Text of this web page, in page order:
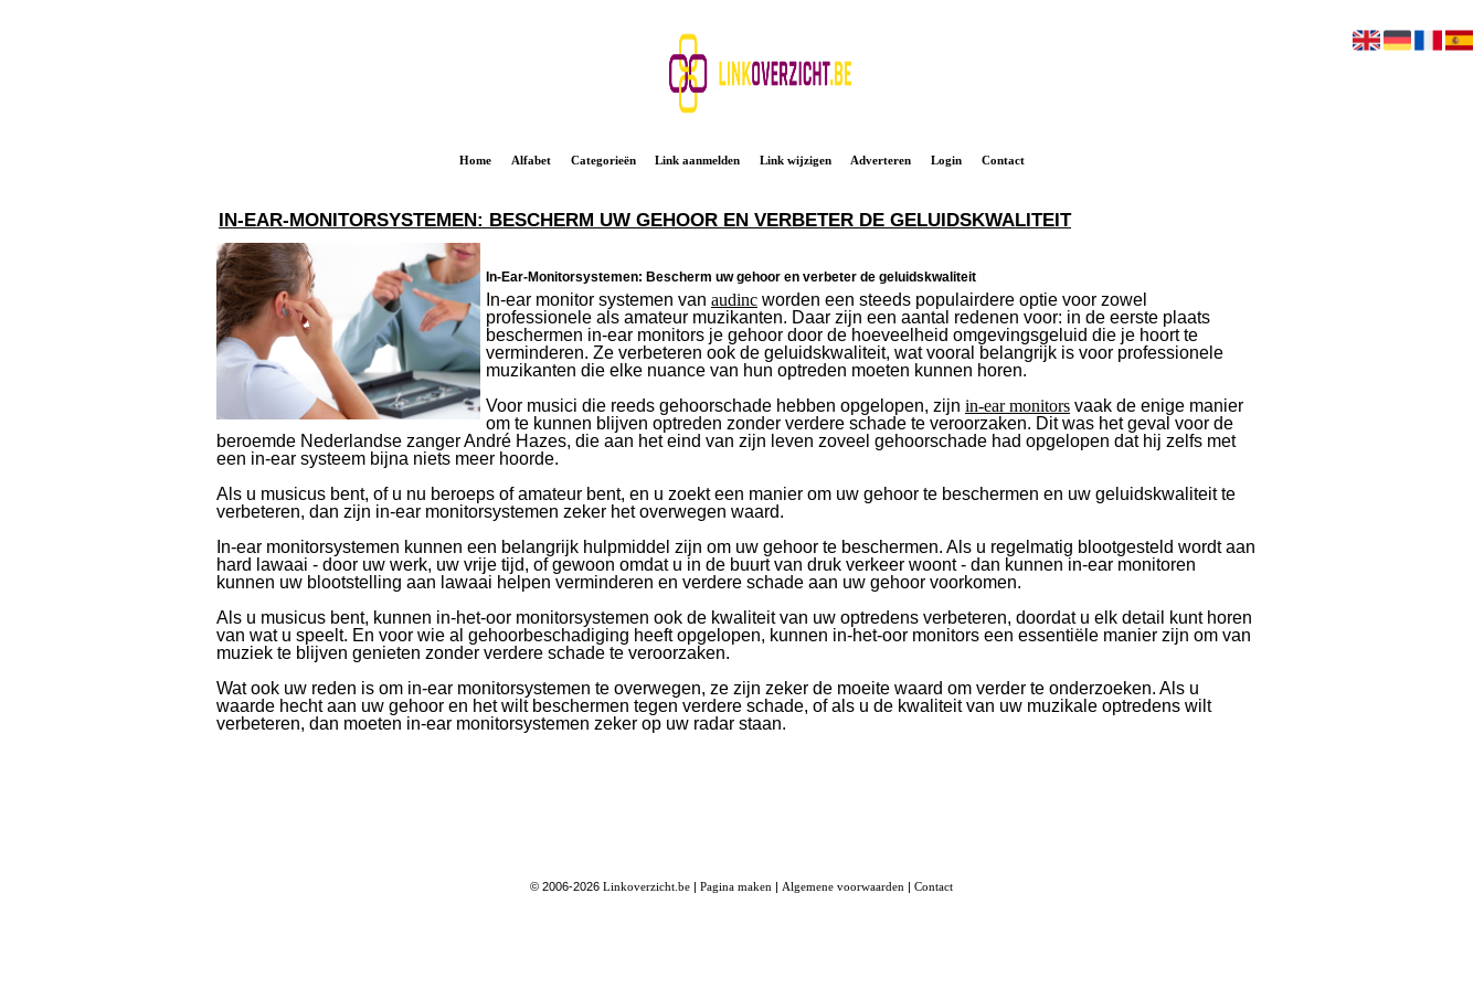
Home Alfabet Categorieën Link aanmelden Link wijzigen Adverteren Login Contact
IN-EAR-MONITORSYSTEMEN: BESCHERM UW GEHOOR EN VERBETER DE GELUIDSKWALITEIT
In-Ear-Monitorsystemen: Bescherm uw gehoor en verbeter de geluidskwaliteit
In-ear monitor systemen van audinc worden een steeds populairdere optie voor zowel
professionele als amateur muzikanten. Daar zijn een aantal redenen voor: in de eerste plaats
beschermen in-ear monitors je gehoor door de hoeveelheid omgevingsgeluid die je hoort te
verminderen. Ze verbeteren ook de geluidskwaliteit, wat vooral belangrijk is voor professionele
muzikanten die elke nuance van hun optreden moeten kunnen horen.
Voor musici die reeds gehoorschade hebben opgelopen, zijn in-ear monitors vaak de enige manier
om te kunnen blijven optreden zonder verdere schade te veroorzaken. Dit was het geval voor de
beroemde Nederlandse zanger André Hazes, die aan het eind van zijn leven zoveel gehoorschade had opgelopen dat hij zelfs met
een in-ear systeem bijna niets meer hoorde.
Als u musicus bent, of u nu beroeps of amateur bent, en u zoekt een manier om uw gehoor te beschermen en uw geluidskwaliteit te
verbeteren, dan zijn in-ear monitorsystemen zeker het overwegen waard.
In-ear monitorsystemen kunnen een belangrijk hulpmiddel zijn om uw gehoor te beschermen. Als u regelmatig blootgesteld wordt aan
hard lawaai - door uw werk, uw vrije tijd, of gewoon omdat u in de buurt van druk verkeer woont - dan kunnen in-ear monitoren
kunnen uw blootstelling aan lawaai helpen verminderen en verdere schade aan uw gehoor voorkomen.
Als u musicus bent, kunnen in-het-oor monitorsystemen ook de kwaliteit van uw optredens verbeteren, doordat u elk detail kunt horen
van wat u speelt. En voor wie al gehoorbeschadiging heeft opgelopen, kunnen in-het-oor monitors een essentiële manier zijn om van
muziek te blijven genieten zonder verdere schade te veroorzaken.
Wat ook uw reden is om in-ear monitorsystemen te overwegen, ze zijn zeker de moeite waard om verder te onderzoeken. Als u
waarde hecht aan uw gehoor en het wilt beschermen tegen verdere schade, of als u de kwaliteit van uw muzikale optredens wilt
verbeteren, dan moeten in-ear monitorsystemen zeker op uw radar staan.
© 2006-2026Linkoverzicht.be |Pagina maken | Algemene voorwaarden |Contact